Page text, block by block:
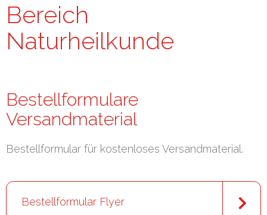
Bereich
Naturheilkunde
Bestellformulare
Versandmaterial
Bestellformular für kostenloses Versandmaterial.
Bestellformular Flyer